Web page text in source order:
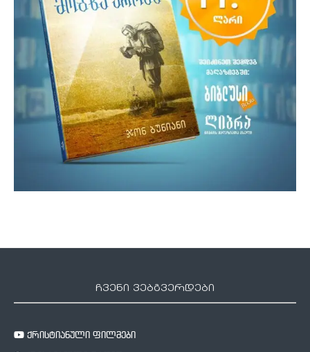
ჩვენი ვებგვერდები
ქრისტიანული ფილმები